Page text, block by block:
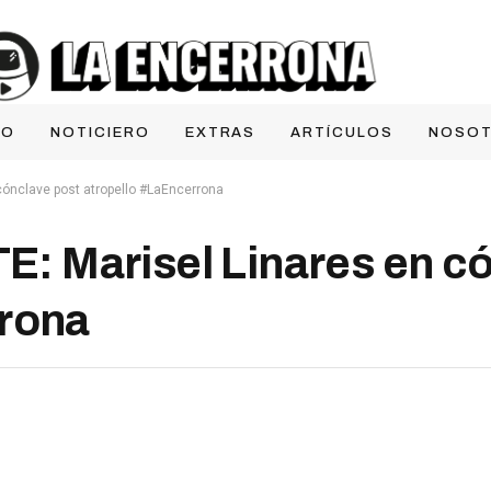
NOTICIERO EXTRAS ARTÍCULOS
post atropello #LaEncerrona
Marisel Linares en